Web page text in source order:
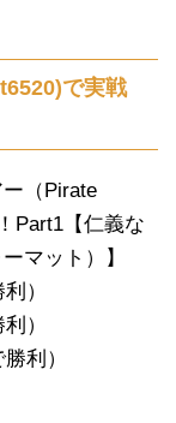
で実戦
（Pirate
Part1【仁義な
マット）】
）
）
利）